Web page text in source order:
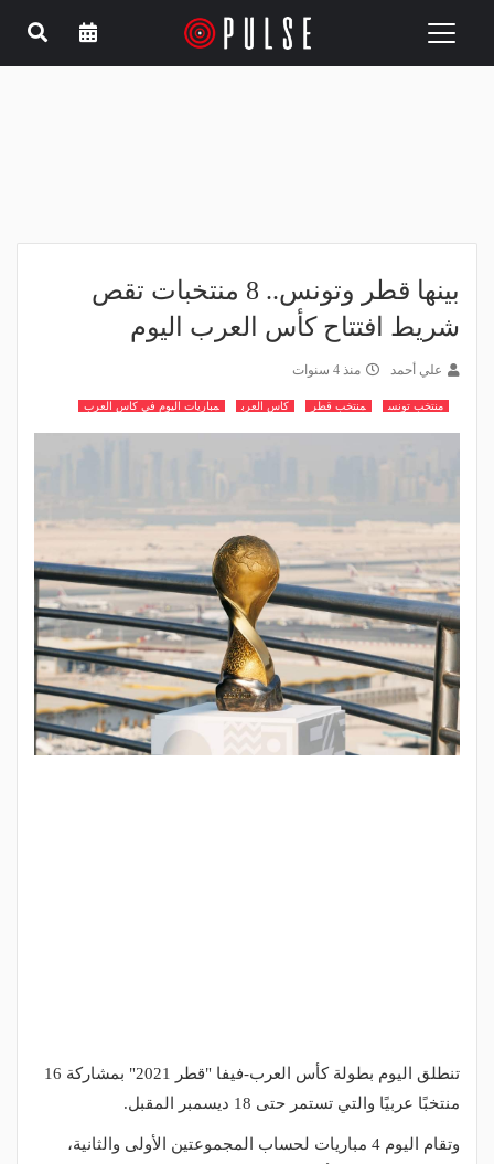
Toggle
بينها قطر وتونس.. 8 منتخبات تقص
شريط افتتاح كأس العرب اليوم
علي أحمد منذ 4 سنوات
منتخب تونس منتخب قطر كاس العرب مباريات اليوم في كاس العرب
تنطلق اليوم بطولة كأس العرب-فيفا "قطر 2021" بمشاركة 16
منتخبًا عربيًا والتي تستمر حتى 18 ديسمبر المقبل.
وتقام اليوم 4 مباريات لحساب المجموعتين الأولى والثانية،